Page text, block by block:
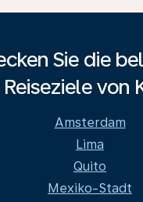
Sie die
Reiseziele von
Amsterdam
Lima
Quito
Mexiko-Stadt